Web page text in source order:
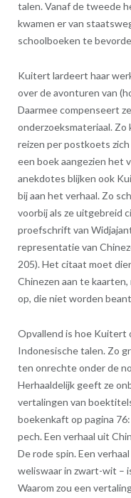
talen. Vanaf de tweede
kwamen er van
schoolboeken te
Kuitert lardeert haar
over de avonturen van
Daarmee compenseert
onderzoeksmateriaal.
reizen per postkoets
een boek aangezien het
anekdotes blijken ook
bij aan het verhaal. Zo
voorbij als ze uitgebreid
proefschrift van
representatie van
205). Het citaat moet
Chinezen aan te
op, die niet worden
Opvallend is hoe Kuitert
Indonesische talen. Zo
ten onrechte onder de
Herhaaldelijk geeft ze
vertalingen van
boekenkaft op pagina
pech. Een verhaal uit
De rode spin. Een
weliswaar in zwart-wit –
Waarom zou een